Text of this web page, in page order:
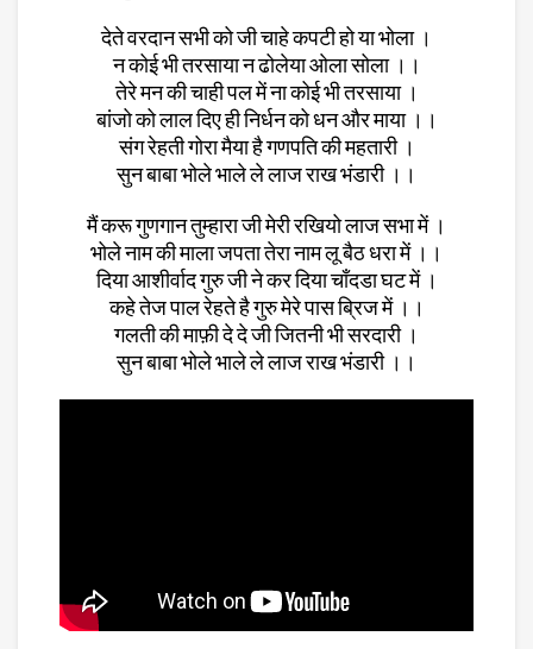
देते वरदान सभी को जी चाहे कपटी हो या भोला ।
न कोई भी तरसाया न ढोलेया ओला सोला ।।
तेरे मन की चाही पल में ना कोई भी तरसाया ।
बांजो को लाल दिए ही निर्धन को धन और माया ।।
संग रेहती गोरा मैया है गणपति की महतारी ।
सुन बाबा भोले भाले ले लाज राख भंडारी ।।
मैं करू गुणगान तुम्हारा जी मेरी रखियो लाज सभा में ।
भोले नाम की माला जपता तेरा नाम लू बैठ धरा में ।।
दिया आशीर्वाद गुरु जी ने कर दिया चाँदडा घट में ।
कहे तेज पाल रेहते है गुरु मेरे पास ब्रिज में ।।
गलती की माफ़ी दे दे जी जितनी भी सरदारी ।
सुन बाबा भोले भाले ले लाज राख भंडारी ।।